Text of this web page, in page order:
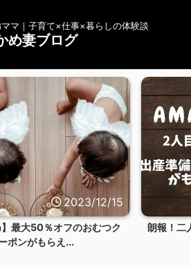
マ｜子育て×仕事×暮らしの体験談
め妻ブログ
2023/12/14
人目もAmazonらくらくベビー
お試しBOXを...
【